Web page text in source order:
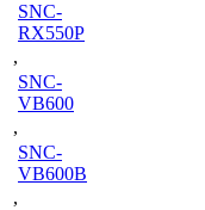
SNC-
RX550P
,
SNC-
VB600
,
SNC-
VB600B
,